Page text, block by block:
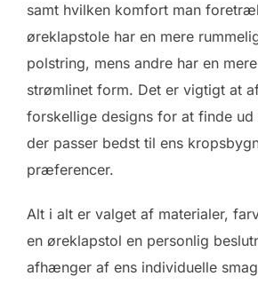
samt hvilken komfort man
øreklapstole har en mere
polstring, mens andre har en
strømlinet form. Det er vigtigt at
forskellige designs for at finde
der passer bedst til ens
præferencer.
Alt i alt er valget af materialer,
en øreklapstol en personlig
afhænger af ens individuelle